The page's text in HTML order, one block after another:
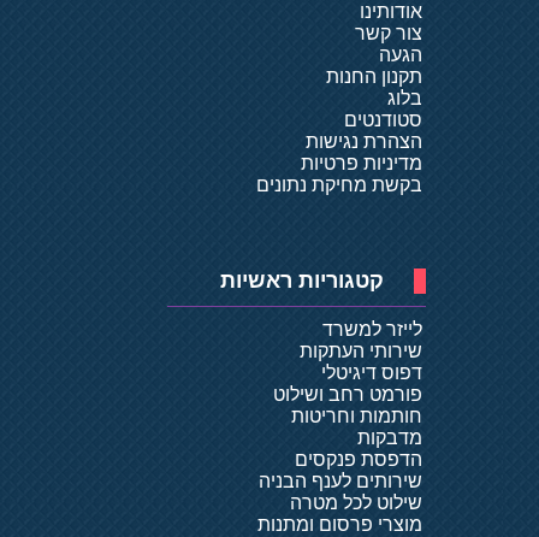
אודותינו
צור קשר
הגעה
תקנון החנות
בלוג
סטודנטים
הצהרת נגישות
מדיניות פרטיות
בקשת מחיקת נתונים
קטגוריות ראשיות
לייזר למשרד
שירותי העתקות
דפוס דיגיטלי
פורמט רחב ושילוט
חותמות וחריטות
מדבקות
הדפסת פנקסים
שירותים לענף הבניה
שילוט לכל מטרה
מוצרי פרסום ומתנות